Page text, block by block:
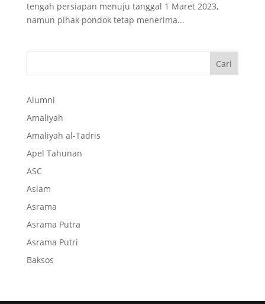
tengah persiapan menuju tanggal 1 Maret 2023,
namun pihak pondok tetap menerima...
Cari
Alumni
Amaliyah
Amaliyah al-Tadris
Apel Tahunan
ASC
Aslam
Asrama
Asrama Putra
Asrama Putri
Baksos